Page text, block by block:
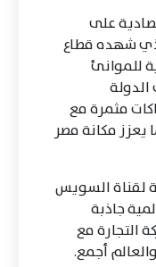
على
شهده قطاع
للموانئ
ضخت الدولة
مثمرة مع
يعزز مكانة مصر
لقناة السويس
جاذبة
التجارة مع
أجمع.